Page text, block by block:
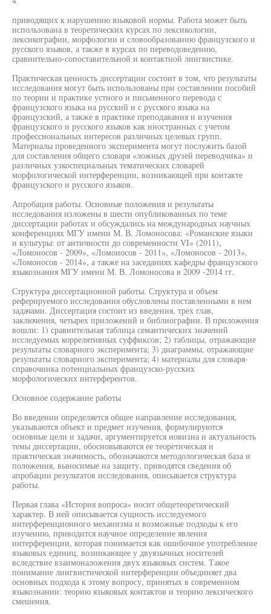
приводящих к нарушению языковой нормы. Работа может быть
использована в теоретических курсах по лексикологии,
лексикографии, морфологии и словообразованию французского и
русского языков, а также в курсах по переводоведению,
сравнительно-сопоставительной и контактной лингвистике.
Практическая ценность диссертации состоит в том, что результаты
исследования могут быть использованы при составлении пособий
по теории и практике устного и письменного перевода с
французского языка на русский и с русского языка на
французский, а также в практике преподавания и изучения
французского и русского языков как иностранных с учетом
профессиональных интересов различных целевых групп.
Материалы проведенного эксперимента могут послужить базой
для составления общего словаря «ложных друзей переводчика» и
различных узкоспециальных тематических словарей
морфологической интерференции, возникающей при контакте
французского и русского языков.
Апробация работы. Основные положения и результаты
исследования изложены в шести опубликованных по теме
диссертации работах и обсуждались на международных научных
конференциях МГУ имени М. В. Ломоносова: «Романские языки
и культуры: от античности до современности VI» (2011),
«Ломоносов - 2009», «Ломоносов - 2011», «Ломоносов - 2013»,
«Ломоносов - 2014», а также на заседаниях кафедры французского
языкознания МГУ имени М. В. Ломоносова в 2009 -2014 гг.
Структура диссертационной работы. Структура и объем
реферируемого исследования обусловлены поставленными в нем
задачами. Диссертация состоит из введения, трех глав,
заключения, четырех приложений и библиографии. В приложения
вошли: 1) сравнительная таблица семантических значений
исследуемых коррелятивных суффиксов; 2) таблицы, отражающие
результаты словарного эксперимента; 3) диаграммы, отражающие
результаты словарного эксперимента; 4) материалы для словаря-
справочника потенциальных французско-русских
морфологических интерферентов.
Основное содержание работы
Во введении определяется общее направление исследования,
указываются объект и предмет изучения, формулируются
основные цели и задачи, аргументируется новизна и актуальность
темы диссертации, обосновываются ее теоретическая и
практическая значимость, обозначаются методологическая база и
положения, выносимые на защиту, приводятся сведения об
апробации результатов исследования, описывается структура
работы.
Первая глава «История вопроса» носит общетеоретический
характер. В ней описывается сущность исследуемого
интерференционного механизма и возможные подходы к его
изучению, приводится научное определение явления
интерференции, которая понимается как ошибочное употребление
языковых единиц, возникающее у двуязычных носителей
вследствие взаимоналожения двух языковых систем. Такое
понимание лингвистической интерференции объединяет два
основных подхода к этому вопросу, принятых в современном
языкознании: теорию языковых контактов и теорию лексического
смешения.